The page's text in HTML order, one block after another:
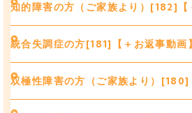
知的障害の方（ご家族より）[182]【
統合失調症の方[181]【＋お返事動画】
双極性障害の方（ご家族より）[180]